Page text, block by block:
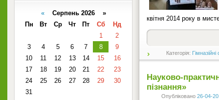
квітня 2014 року в
Категорія:
Науково-
пізнання»
Опубліковано 26-04-
«Серпень 2026 »
Пн
Вт Ср Чт Пт Сб
Нд
1
2
3
4 5 6 7 8
9
10
11 12 13 14 15
16
17
18 19 20 21 22
23
24
25 26 27 28 29
30
31